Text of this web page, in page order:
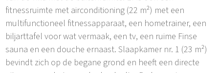
fitnessruimte met airconditioning (22 m²) met een
multifunctioneel fitnessapparaat, een hometrainer, een
biljarttafel voor wat vermaak, een tv, een ruime Finse
sauna en een douche ernaast. Slaapkamer nr. 1 (23 m²)
bevindt zich op de begane grond en heeft een directe